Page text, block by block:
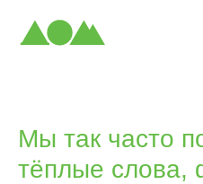
Мы так часто
тёплые слова,